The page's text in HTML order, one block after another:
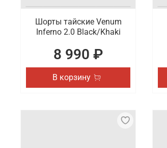
Шорты тайские Venum
Inferno 2.0 Black/Khaki
8 990 ₽
В корзину